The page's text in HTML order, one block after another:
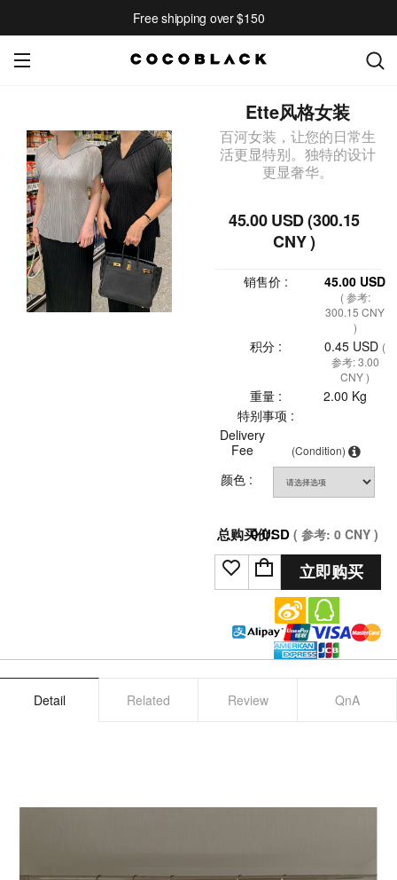
Free shipping over $150
Ette风格女装
百河女装，让您的日常生
活更显特别。独特的设计
更显奢华。
45.00 USD (300.15
CNY )
销售价 : 45.00 USD
( 参考:
300.15 CNY
)
积分 : 0.45 USD (
参考: 3.00
CNY )
重量 :
2.00 Kg
特别事项 :
Delivery
Fee
(Condition)
颜色 :
总购买价:
0USD( 参考:0 CNY )
立即购买
Detail Related Review QnA